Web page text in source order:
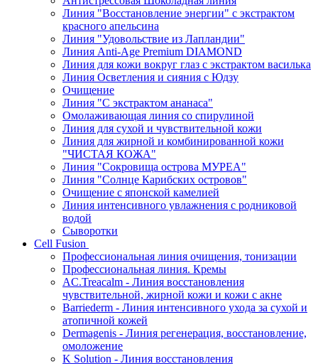
Линия "Восстановление энергии" с экстрактом
красного апельсина
Линия "Удовольствие из Лапландии"
Линия Anti-Age Premium DIAMOND
Линия для кожи вокруг глаз с экстрактом василька
Линия Осветления и сияния с Юдзу
Очищение
Линия "С экстрактом ананаса"
Омолаживающая линия со спирулиной
Линия для сухой и чувствительной кожи
Линия для жирной и комбинированной кожи
"ЧИСТАЯ КОЖА"
Линия "Сокровища острова МУРЕА"
Линия "Солнце Карибских островов"
Очищение с японской камелией
Линия интенсивного увлажнения с родниковой
водой
Сыворотки
Cell Fusion
Профессиональная линия очищения, тонизации
Профессиональная линия. Кремы
AC.Treacalm - Линия восстановления
чувствительной, жирной кожи и кожи с акне
Barriederm - Линия интенсивного ухода за сухой и
атопичной кожей
Dermagenis - Линия регенерация, восстановление,
омоложение
K Solution - Линия восстановления